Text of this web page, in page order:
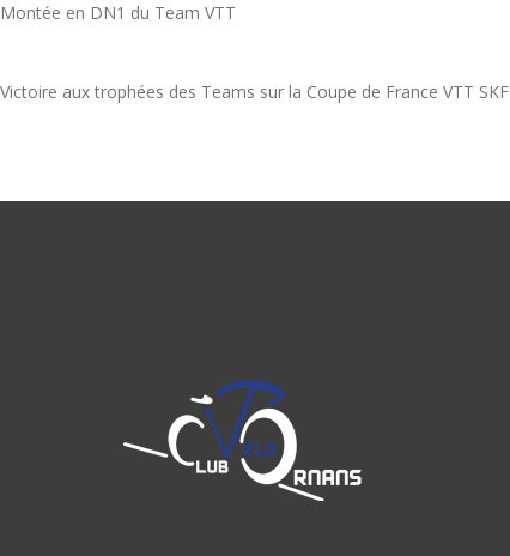
Montée en DN1 du Team VTT
Victoire aux trophées des Teams sur la Coupe de France VTT SKF